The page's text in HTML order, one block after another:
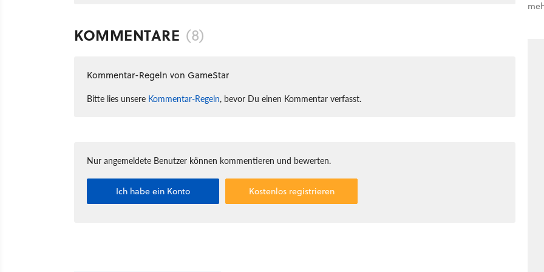
KOMMENTARE (8)
Kommentar-Regeln von GameStar
Bitte lies unsere Kommentar-Regeln, bevor Du einen Kommentar verfasst.
Nur angemeldete Benutzer können kommentieren und bewerten.
Ich habe ein Konto Kostenlos registrieren